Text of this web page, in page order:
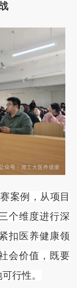
案例，从项目
个维度进行深
扣医养健康领
会价值，既要
行性。